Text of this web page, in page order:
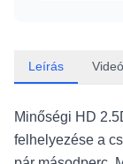
Leírás
Minőségi HD
felhelyezése a